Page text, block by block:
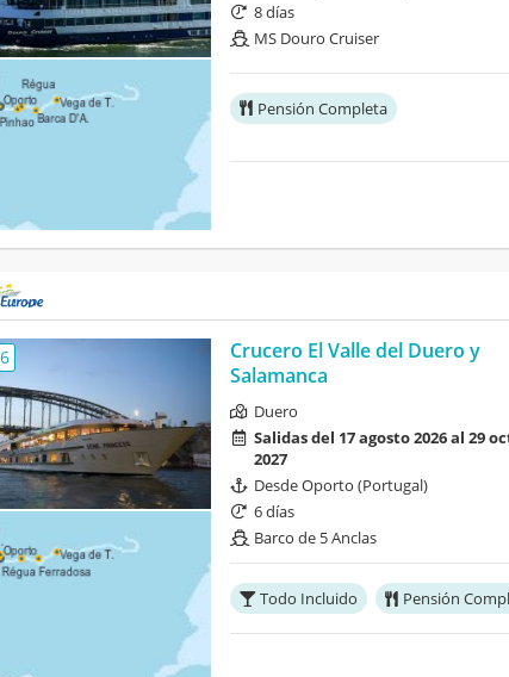
8 días
MS Douro Cruiser
Pensión Completa
Crucero El Valle del Duero y
Salamanca
Duero
Salidas del 17 agosto 2026 al 29
2027
Desde Oporto (Portugal)
6 días
Barco de 5 Anclas
Todo Incluido Pensión